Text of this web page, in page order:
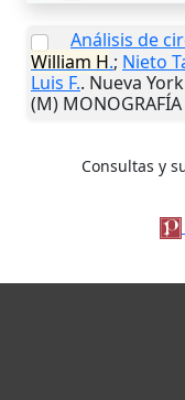
Análisis de
William H.; Nieto
Luis F.. Nueva York
(M) MONOGRAFÍA
Consultas y